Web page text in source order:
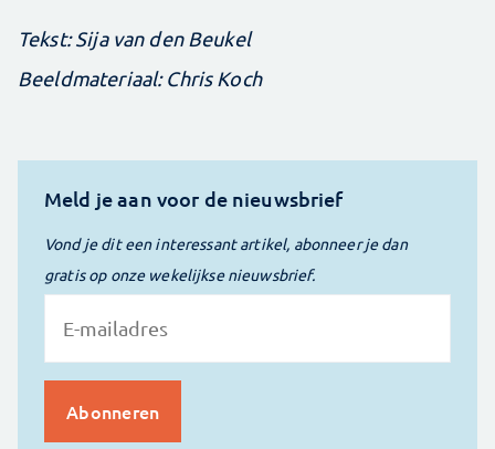
Tekst: Sija van den Beukel
Beeldmateriaal: Chris Koch
Meld je aan voor de nieuwsbrief
Vond je dit een interessant artikel, abonneer je dan
gratis op onze wekelijkse nieuwsbrief.